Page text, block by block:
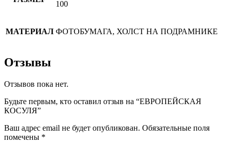
100
МАТЕРИАЛ ФОТОБУМАГА, ХОЛСТ НА ПОДРАМНИКЕ
Отзывы
Отзывов пока нет.
Будьте первым, кто оставил отзыв на “ЕВРОПЕЙСКАЯ
КОСУЛЯ”
Ваш адрес email не будет опубликован. Обязательные поля
помечены *